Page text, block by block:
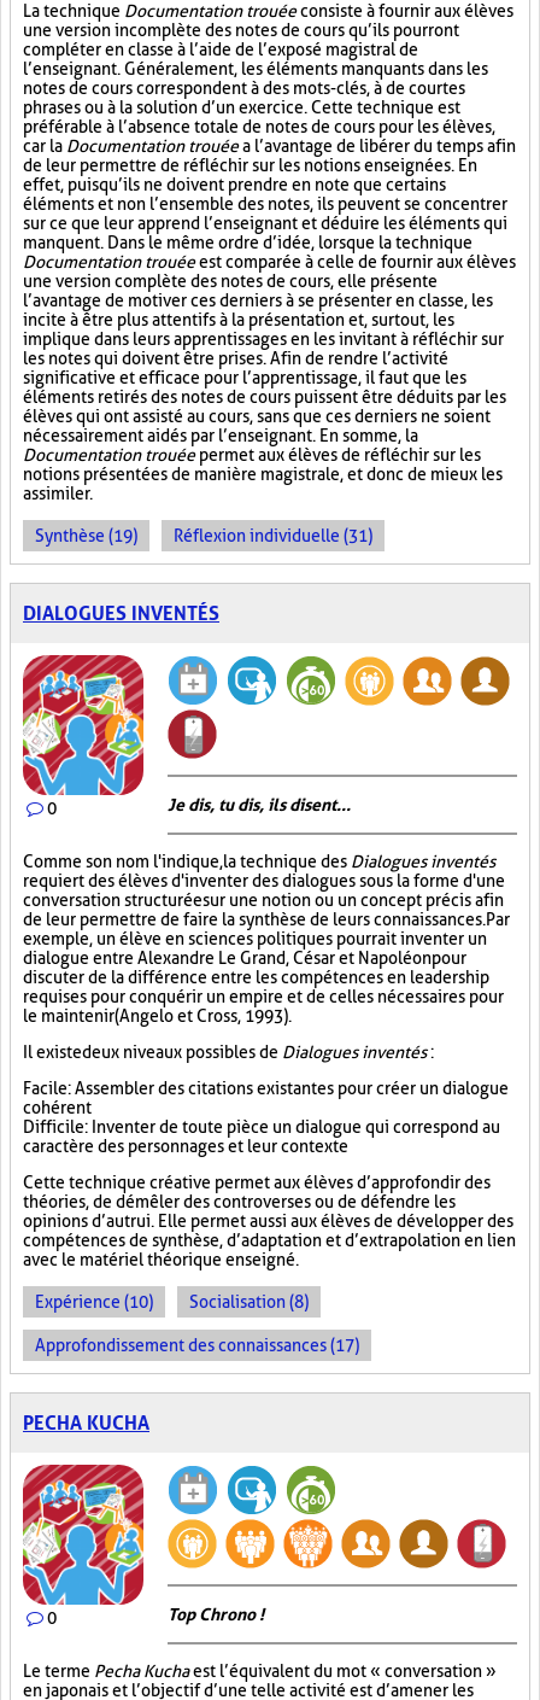
La technique Documentation trouéeconsiste à fournir aux élèves
une version incomplète des notes de cours qu’ils pourront
compléter en classe à l’aide de l’exposé magistral de
l’enseignant. Généralement, les éléments manquants dans les
notes de cours correspondent à des mots-clés, à de courtes
phrases ou à la solution d’un exercice. Cette technique est
préférable à l’absence totale de notes de cours pour les élèves,
car la Documentation trouéea l’avantage de libérer du temps afin
de leur permettre de réfléchir sur les notions enseignées. En
effet, puisqu’ils ne doivent prendre en note que certains
éléments et non l’ensemble des notes, ils peuvent se concentrer
sur ce que leur apprend l’enseignant et déduire les éléments qui
manquent. Dans le même ordre d’idée, lorsque la technique
Documentation trouéeest comparée à celle de fournir aux élèves
une version complète des notes de cours, elle présente
l’avantage de motiver ces derniers à se présenter en classe, les
incite à être plus attentifs à la présentation et, surtout, les
implique dans leurs apprentissages en les invitant à réfléchir sur
les notes qui doivent être prises. Afin de rendre l’activité
significative et efficace pour l’apprentissage, il faut que les
éléments retirés des notes de cours puissent être déduits par les
élèves qui ont assisté au cours, sans que ces derniers ne soient
nécessairement aidés par l’enseignant. En somme, la
Documentation trouéepermet aux élèves de réfléchir sur les
notions présentées de manière magistrale, et donc de mieux les
assimiler.
Synthèse (19) Réflexion individuelle (31)
DIALOGUES INVENTÉS
0 Je dis, tu dis, ils disent...
Comme son nom l'indique, la technique des Dialogues inventés
requiert des élèves d'inventer des dialogues sous la forme d'une
conversation structurée sur une notion ou un concept précis afin
de leur permettre de faire la synthèse de leurs connaissances. Par
exemple, un élève en sciences politiques pourrait inventer un
dialogue entre Alexandre Le Grand, César et Napoléon pour
discuter de la différence entre les compétences en leadership
requises pour conquérir un empire et de celles nécessaires pour
le maintenir (Angelo et Cross, 1993).
Il existe deux niveaux possibles de Dialogues inventés:
Facile : Assembler des citations existantes pour créer un dialogue
cohérent
Difficile : Inventer de toute pièce un dialogue qui correspond au
caractère des personnages et leur contexte
Cette technique créative permet aux élèves d’approfondir des
théories, de démêler des controverses ou de défendre les
opinions d’autrui. Elle permet aussi aux élèves de développer des
compétences de synthèse, d’adaptation et d’extrapolation en lien
avec le matériel théorique enseigné.
Expérience (10) Socialisation (8)
Approfondissement des connaissances (17)
PECHA KUCHA
0 Top Chrono !
Le terme Pecha Kuchaest l’équivalent du mot « conversation »
en japonais et l’objectif d’une telle activité est d’amener les